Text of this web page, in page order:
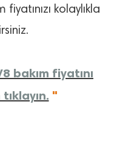
fiyatınızı kolaylıkla
bakım fiyatını
"